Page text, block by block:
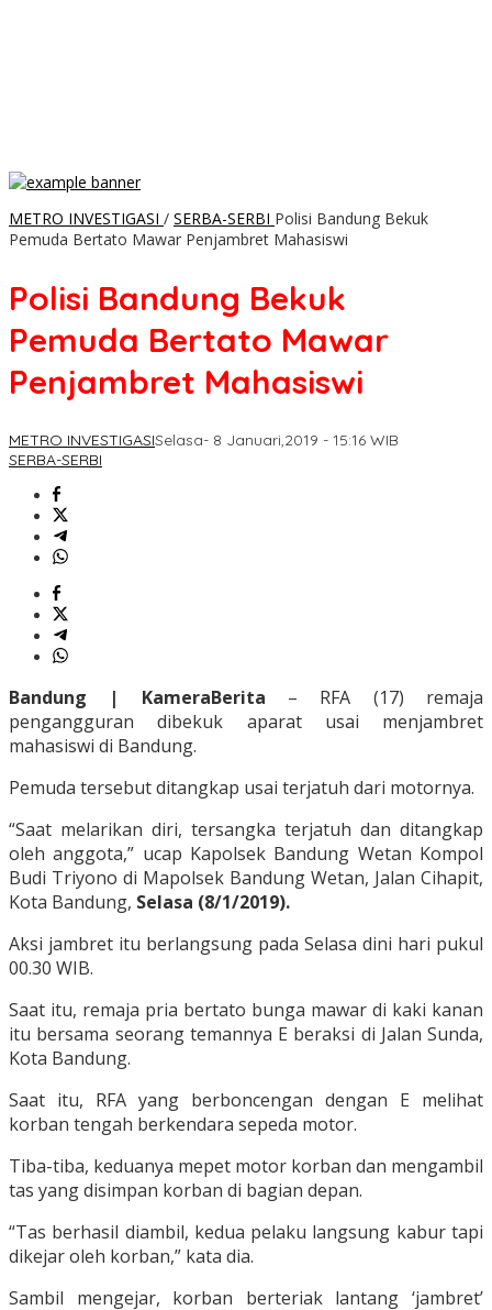
METRO INVESTIGASI / SERBA-SERBI Polisi Bandung Bekuk
Pemuda Bertato Mawar Penjambret Mahasiswi
Polisi Bandung Bekuk
Pemuda Bertato Mawar
Penjambret Mahasiswi
METRO INVESTIGASISelasa- 8 Januari,2019 - 15:16 WIB
SERBA-SERBI
Bandung | KameraBerita – RFA (17) remaja
pengangguran dibekuk aparat usai menjambret
mahasiswi di Bandung.
Pemuda tersebut ditangkap usai terjatuh dari motornya.
“Saat melarikan diri, tersangka terjatuh dan ditangkap
oleh anggota,” ucap Kapolsek Bandung Wetan Kompol
Budi Triyono di Mapolsek Bandung Wetan, Jalan Cihapit,
Kota Bandung, Selasa (8/1/2019).
Aksi jambret itu berlangsung pada Selasa dini hari pukul
00.30 WIB.
Saat itu, remaja pria bertato bunga mawar di kaki kanan
itu bersama seorang temannya E beraksi di Jalan Sunda,
Kota Bandung.
Saat itu, RFA yang berboncengan dengan E melihat
korban tengah berkendara sepeda motor.
Tiba-tiba, keduanya mepet motor korban dan mengambil
tas yang disimpan korban di bagian depan.
“Tas berhasil diambil, kedua pelaku langsung kabur tapi
dikejar oleh korban,” kata dia.
Sambil mengejar, korban berteriak lantang ‘jambret’